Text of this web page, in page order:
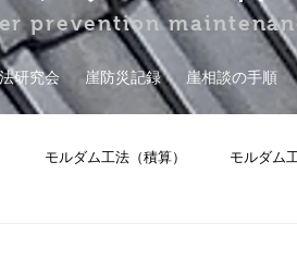
prevention
研究会 崖防災記録 崖相談の手順
モルダム工法（積算） モルダム